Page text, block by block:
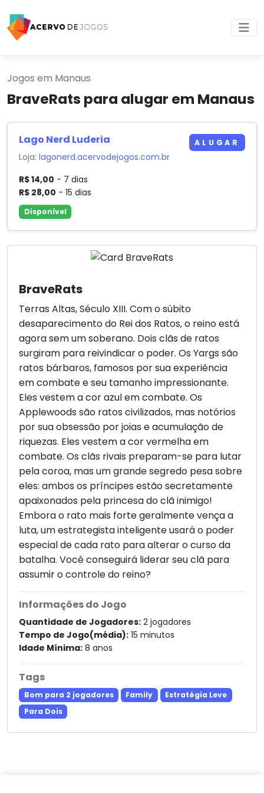
Jogos em Manaus
BraveRats para alugar em Manaus
BraveRats
Terras Altas, Século XIII. Com o súbito
desaparecimento do Rei dos Ratos, o reino está
agora sem um soberano. Dois clãs de ratos
surgiram para reivindicar o poder. Os Yargs são
ratos bárbaros, famosos por sua experiência
em combate e seu tamanho impressionante.
Eles vestem a cor azul em combate. Os
Applewoods são ratos civilizados, mas notórios
por sua obsessão por joias e acumulação de
riquezas. Eles vestem a cor vermelha em
combate. Os clãs rivais preparam-se para lutar
pela coroa, mas um grande segredo pesa sobre
eles: ambos os príncipes estão secretamente
apaixonados pela princesa do clã inimigo!
Embora o rato mais forte geralmente vença a
luta, um estrategista inteligente usará o poder
especial de cada rato para alterar o curso da
batalha. Você conseguirá liderar seu clã para
assumir o controle do reino?
Informações do Jogo
Quantidade de Jogadores: 2 jogadores
Tempo de Jogo(média): 15 minutos
Idade Mínima: 8 anos
Tags
Bom para 2 jogadores Family
Estratégia Leve
Para Dois
Lago Nerd Luderia
Loja:lagonerd.acervodejogos.com.br
R$ 14,00 - 7 dias
R$ 28,00 - 15 dias
Disponível
ALUGAR